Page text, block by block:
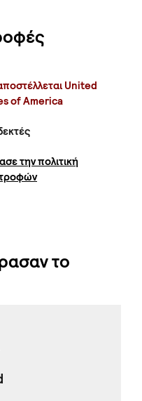
United
of America
την πολιτική
το